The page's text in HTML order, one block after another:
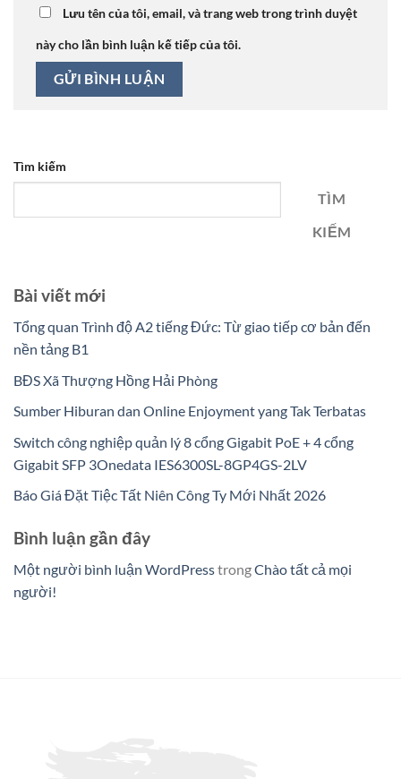
Lưu tên của tôi, email, và trang web trong trình duyệt
này cho lần bình luận kế tiếp của tôi.
Tìm kiếm
TÌM
KIẾM
Bài viết mới
Tổng quan Trình độ A2 tiếng Đức: Từ giao tiếp cơ bản đến
nền tảng B1
BĐS Xã Thượng Hồng Hải Phòng
Sumber Hiburan dan Online Enjoyment yang Tak Terbatas
Switch công nghiệp quản lý 8 cổng Gigabit PoE + 4 cổng
Gigabit SFP 3Onedata IES6300SL-8GP4GS-2LV
Báo Giá Đặt Tiệc Tất Niên Công Ty Mới Nhất 2026
Bình luận gần đây
Một người bình luận WordPresstrongChào tất cả mọi
người!